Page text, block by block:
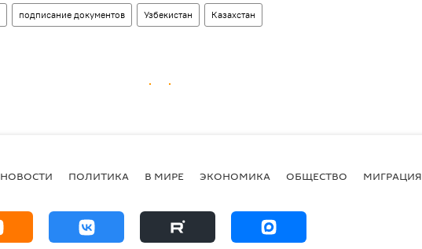
подписание документов Узбекистан Казахстан
НОВОСТИ ПОЛИТИКА В МИРЕ ЭКОНОМИКА ОБЩЕСТВО МИГРАЦИЯ